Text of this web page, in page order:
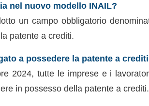
nel nuovo modello INAIL?
un campo obbligatorio
patente a crediti.
a possedere la patente a
2024, tutte le imprese e i
in possesso della patente a crediti.